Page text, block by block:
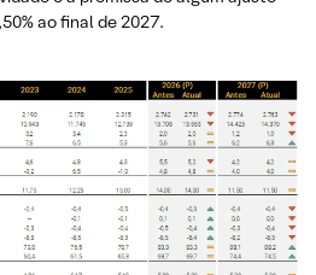
ao final de 2027.